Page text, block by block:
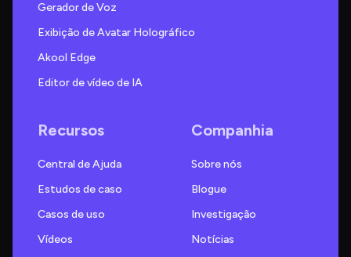
Gerador de Voz
Exibição de Avatar Holográfico
Akool Edge
Editor de vídeo de IA
Recursos
Central de Ajuda
Estudos de caso
Casos de uso
Vídeos
Companhia
Sobre nós
Blogue
Investigação
Notícias